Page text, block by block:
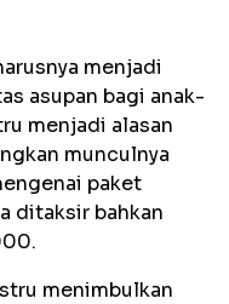
menjadi
asupan bagi anak-
menjadi alasan
munculnya
paket
ditaksir bahkan
menimbulkan